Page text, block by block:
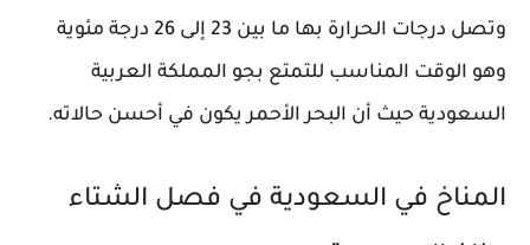
وتصل درجات الحرارة بها ما بين 23 إلى 26 درجة مئوية
وهو الوقت المناسب للتمتع بجو المملكة العربية
السعودية حيث أن البحر الأحمر يكون في أحسن حالاته.
المناخ في السعودية في فصل الشتاء